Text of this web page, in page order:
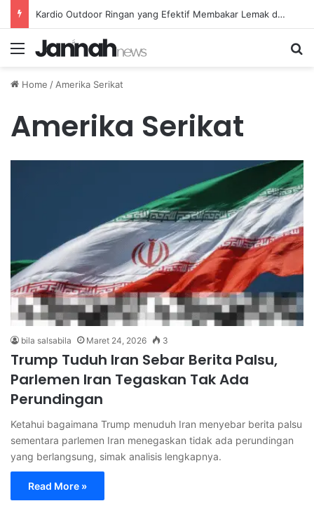
Kardio Outdoor Ringan yang Efektif Membakar Lemak dan Menyegarkan Tubuh Anda
Menu
Home / Amerika Serikat
Amerika Serikat
bila salsabila Maret 24, 2026 3
Trump Tuduh Iran Sebar Berita Palsu,
Parlemen Iran Tegaskan Tak Ada
Perundingan
Ketahui bagaimana Trump menuduh Iran menyebar berita palsu
sementara parlemen Iran menegaskan tidak ada perundingan
yang berlangsung, simak analisis lengkapnya.
Read More »